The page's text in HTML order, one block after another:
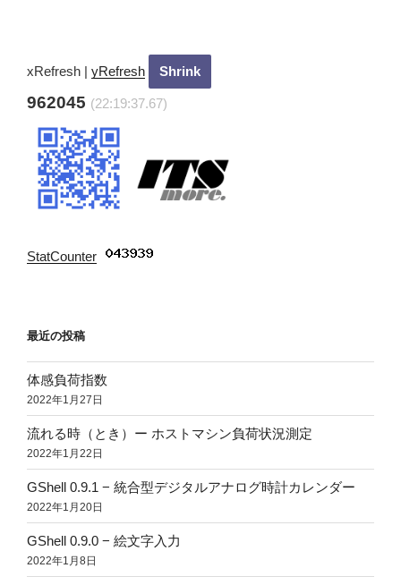
ン
xRefresh | yRefresh
962045 (22:19:38.65)
StatCounter
最近の投稿
体感負荷指数
2022年1月27日
流れる時（とき）ー ホストマシン負荷状況測定
2022年1月22日
GShell 0.9.1 − 統合型デジタルアナログ時計カレンダー
2022年1月20日
GShell 0.9.0 − 絵文字入力
2022年1月8日